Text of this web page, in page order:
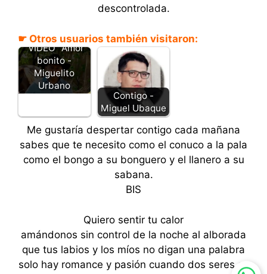
descontrolada.
☛ Otros usuarios también visitaron:
"VIDEO" Amor
bonito -
Miguelito
Urbano
Contigo -
Miguel Ubaque
Me gustaría despertar contigo cada mañana
sabes que te necesito como el conuco a la pala
como el bongo a su bonguero y el llanero a su
sabana.
BIS
Quiero sentir tu calor
amándonos sin control de la noche al alborada
que tus labios y los míos no digan una palabra
solo hay romance y pasión cuando dos seres se